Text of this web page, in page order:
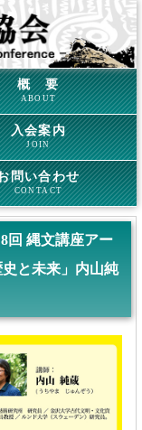
概 要
ABOUT
入会案内
JOIN
問い合わせ
CONTACT
回 縄文講座アー
と未来」内山純